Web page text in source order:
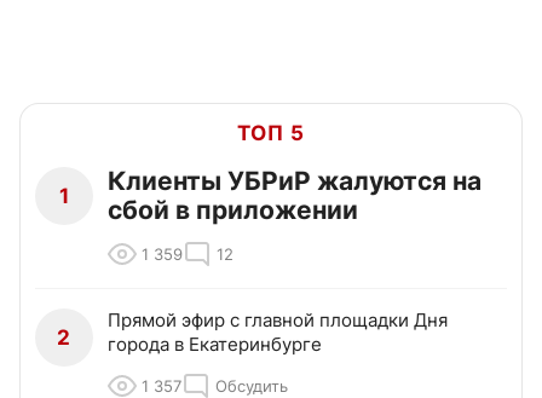
ТОП 5
1
Клиенты УБРиР жалуются на
сбой в приложении
1 359 12
2
Прямой эфир с главной площадки Дня
города в Екатеринбурге
1 357 Обсудить